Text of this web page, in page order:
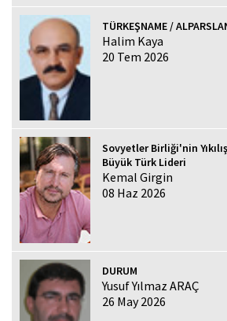
TÜRKEŞNAME /
Halim Kaya
20 Tem 2026
Sovyetler Birliği'nin
Büyük Türk Lideri
Kemal Girgin
08 Haz 2026
DURUM
Yusuf Yılmaz ARAÇ
26 May 2026